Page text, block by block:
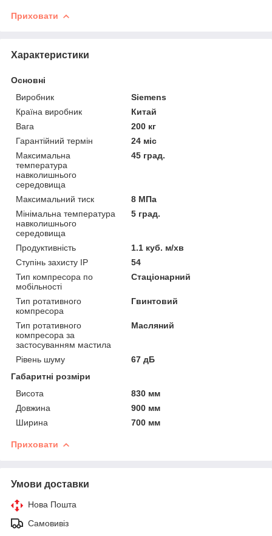
Приховати
Характеристики
Основні
Виробник
Siemens
Країна виробник
Китай
Вага
200 кг
Гарантійний термін
24 міс
Максимальна
температура
навколишнього
середовища
45 град.
Максимальний тиск
8 МПа
Мінімальна температура
навколишнього
середовища
5 град.
Продуктивність
1.1 куб. м/хв
Ступінь захисту IP
54
Тип компресора по
мобільності
Стаціонарний
Тип ротативного
компресора
Гвинтовий
Тип ротативного
компресора за
застосуванням мастила
Масляний
Рівень шуму
67 дБ
Габаритні розміри
Висота
830 мм
Довжина
900 мм
Ширина
700 мм
Приховати
Умови доставки
Нова Пошта
Самовивіз